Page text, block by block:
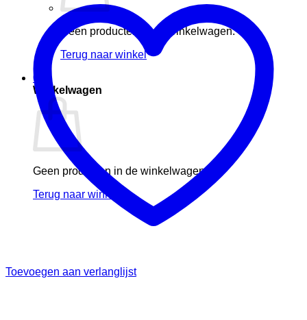
Geen producten in de winkelwagen.
Terug naar winkel
0
Winkelwagen
Geen producten in de winkelwagen.
Terug naar winkel
Toevoegen aan verlanglijst